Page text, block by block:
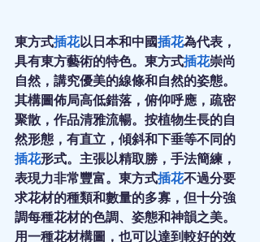
東方式插花以日本和中國插花為代表，
具有東方藝術的特色。東方式插花崇尚
自然，講究優美的線條和自然的姿態。
其構圖佈局高低錯落，俯仰呼應，疏密
聚散，作品清雅流暢。按植物生長的自
然形態，有直立，傾斜和下垂等不同的
插花形式。主張以精取勝，手法簡練，
表現力非常豐富。東方式插花不過分要
求花材的種類和數量的多寡，但十分強
調每種花材的色調、姿態和神韻之美。
用一種花材構圖，也可以達到較好的效